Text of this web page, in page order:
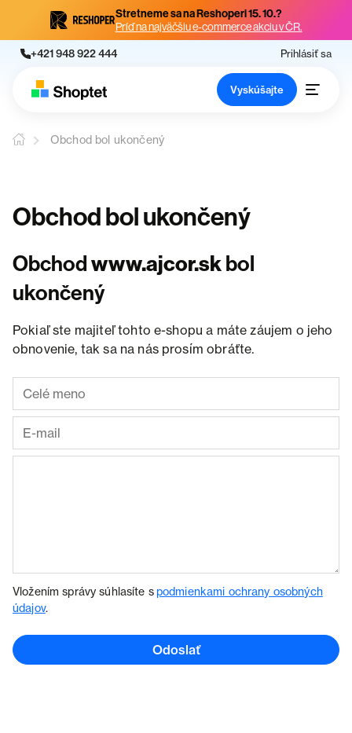
Stretneme sa na Reshoperi 15. 10.?
Príď na najväčšiu e-commerce akciu v ČR.
+421 948 922 444 Prihlásiť sa
Vyskúšajte
Obchod bol ukončený
Obchod bol ukončený
Obchodwww.ajcor.skbol
ukončený
Pokiaľ ste majiteľ tohto e-shopu a máte záujem o jeho
obnovenie, tak sa na nás prosím obráťte.
Vložením správy súhlasíte spodmienkami ochrany osobných
údajov.
Odoslať